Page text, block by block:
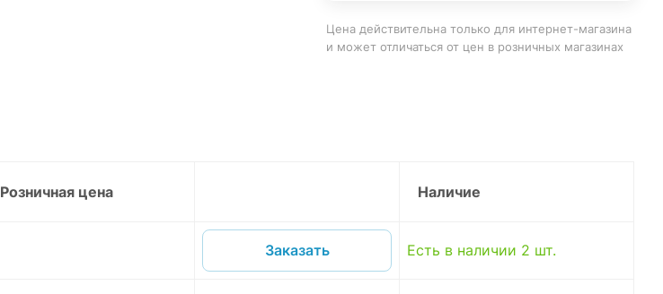
Цена действительна только для интернет-магазина
и может отличаться от цен в розничных магазинах
Розничная цена Наличие
Заказать Есть в наличии 2 шт.